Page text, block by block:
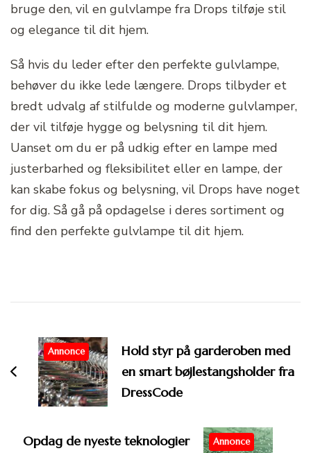
bruge den, vil en gulvlampe fra Drops tilføje stil
og elegance til dit hjem.
Så hvis du leder efter den perfekte gulvlampe,
behøver du ikke lede længere. Drops tilbyder et
bredt udvalg af stilfulde og moderne gulvlamper,
der vil tilføje hygge og belysning til dit hjem.
Uanset om du er på udkig efter en lampe med
justerbarhed og fleksibilitet eller en lampe, der
kan skabe fokus og belysning, vil Drops have noget
for dig. Så gå på opdagelse i deres sortiment og
find den perfekte gulvlampe til dit hjem.
Navigation
Annonce
Hold styr på garderoben med
en smart bøjlestangsholder fra
DressCode
Annonce
Opdag de nyeste teknologier